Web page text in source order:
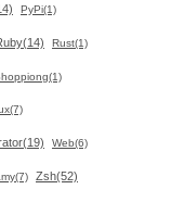
PyPi(1)
Rust(1)
Web(6)
Zsh(52)